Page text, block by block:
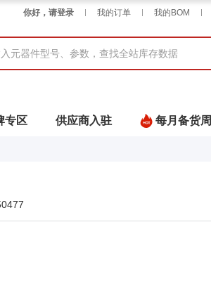
你好，请登录 我的订单 我的BOM
专区 供应商入驻 每月备货周